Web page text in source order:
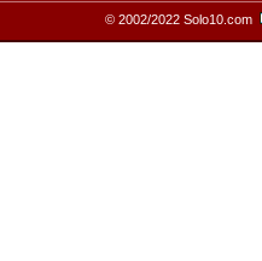
© 2002/2022 Solo10.com